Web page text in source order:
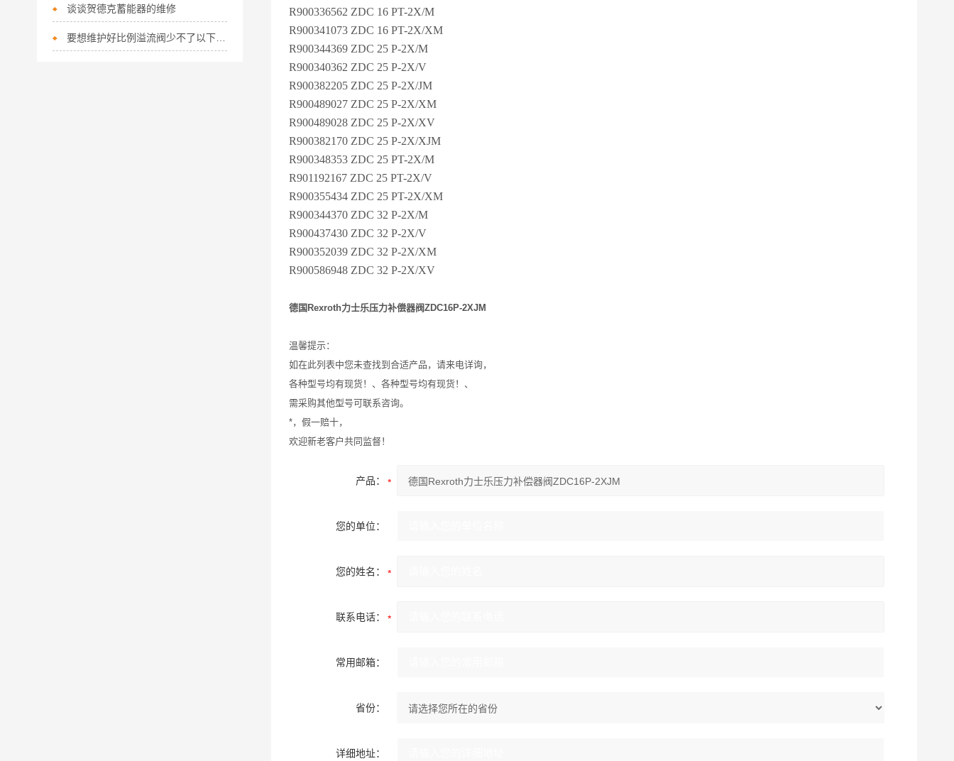
R900336562 ZDC 16 PT-2X/M
R900341073 ZDC 16 PT-2X/XM
R900344369 ZDC 25 P-2X/M
R900340362 ZDC 25 P-2X/V
R900382205 ZDC 25 P-2X/JM
R900489027 ZDC 25 P-2X/XM
R900489028 ZDC 25 P-2X/XV
R900382170 ZDC 25 P-2X/XJM
R900348353 ZDC 25 PT-2X/M
R901192167 ZDC 25 PT-2X/V
R900355434 ZDC 25 PT-2X/XM
R900344370 ZDC 32 P-2X/M
R900437430 ZDC 32 P-2X/V
R900352039 ZDC 32 P-2X/XM
R900586948 ZDC 32 P-2X/XV
德国Rexroth力士乐压力补偿器阀ZDC16P-2XJM
温馨提示：
如在此列表中您未查找到合适产品，请来电详询，
各种型号均有现货！、各种型号均有现货！、
需采购其他型号可联系咨询。
*，假一赔十，
欢迎新老客户共同监督！
产品：
您的单位：
您的姓名：
联系电话：
常用邮箱：
省份：
详细地址：
谈谈贺德克蓄能器的维修
要想维护好比例溢流阀少不了以下步骤！